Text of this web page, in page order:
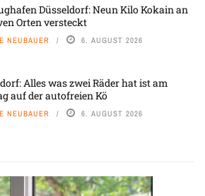
Düsseldorf: Neun Kilo Kokain an
Orten versteckt
NEUBAUER 6. AUGUST 2026
Alles was zwei Räder hat ist am
auf der autofreien Kö
NEUBAUER 6. AUGUST 2026